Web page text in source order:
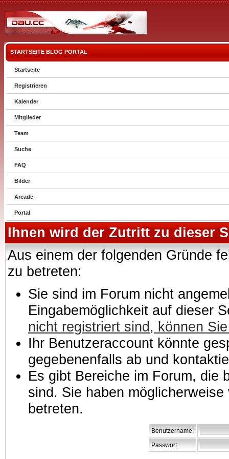
STARTSEITE BLOG PORTAL
Startseite
Registrieren
Kalender
Mitglieder
Team
Suche
FAQ
Bilder
Arcade
Portal
Ihnen wird der Zutritt zu dieser
Aus einem der folgenden Gründe
zu betreten:
Sie sind im Forum nicht
Eingabemöglichkeit auf dieser
nicht registriert sind, können
Ihr Benutzeraccount könnte
gegebenenfalls ab und
Es gibt Bereiche im Forum, die
sind. Sie haben
betreten.
Benutzername:
Passwort: